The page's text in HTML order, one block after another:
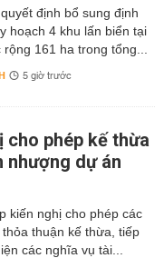
định bổ sung định
hoạch 4 khu lấn biển tại
rộng 161 ha trong tổng...
5 giờ trước
cho phép kế thừa
nhượng dự án
kiến nghị cho phép các
thuận kế thừa, tiếp
các nghĩa vụ tài...